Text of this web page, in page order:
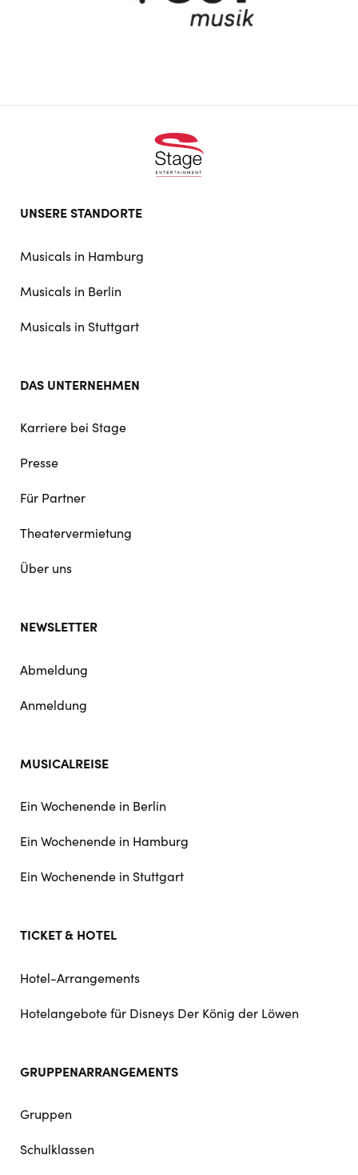
UNSERE STANDORTE
Musicals in Hamburg
Musicals in Berlin
Musicals in Stuttgart
DAS UNTERNEHMEN
Karriere bei Stage
Presse
Für Partner
Theatervermietung
Über uns
NEWSLETTER
Abmeldung
Anmeldung
MUSICALREISE
Ein Wochenende in Berlin
Ein Wochenende in Hamburg
Ein Wochenende in Stuttgart
TICKET & HOTEL
Hotel-Arrangements
Hotelangebote für Disneys Der König der Löwen
GRUPPENARRANGEMENTS
Gruppen
Schulklassen